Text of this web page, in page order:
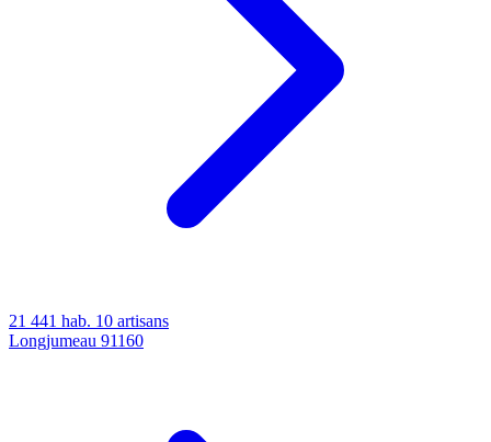
21 441 hab. 10 artisans
Longjumeau 91160